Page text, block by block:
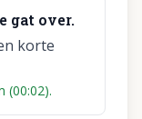
gat over.
korte
(00:02).